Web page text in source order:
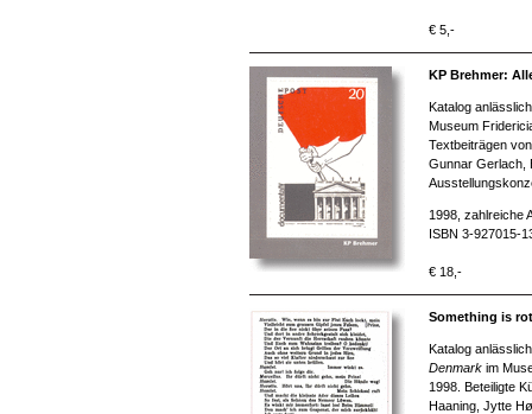
€ 5,-
KP Brehmer:
Katalog
Museum
Textbeiträgen
Gunnar Gerlach,
1998, zahlreiche
ISBN 3-927015-
€ 18,-
Something is
Katalog
Denmark im
1998. Beteiligte
Haaning, Jytte